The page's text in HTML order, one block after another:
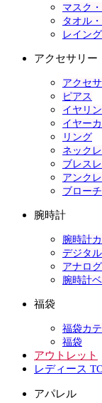
マスク
タオル
レイン
アクセサリー
アクセ
ピアス
イヤリ
イヤー
リング
ネック
ブレス
アンク
ブローチ
腕時計
腕時計
デジタ
アナロ
腕時計
福袋
福袋カ
福袋
アウトレット
レディース
アパレル